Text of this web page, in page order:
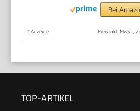
Bei
* Anzeige Preis inkl. MwSt.,
TOP-ARTIKEL